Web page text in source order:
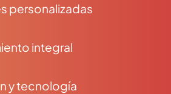
personalizadas
integral
y tecnología